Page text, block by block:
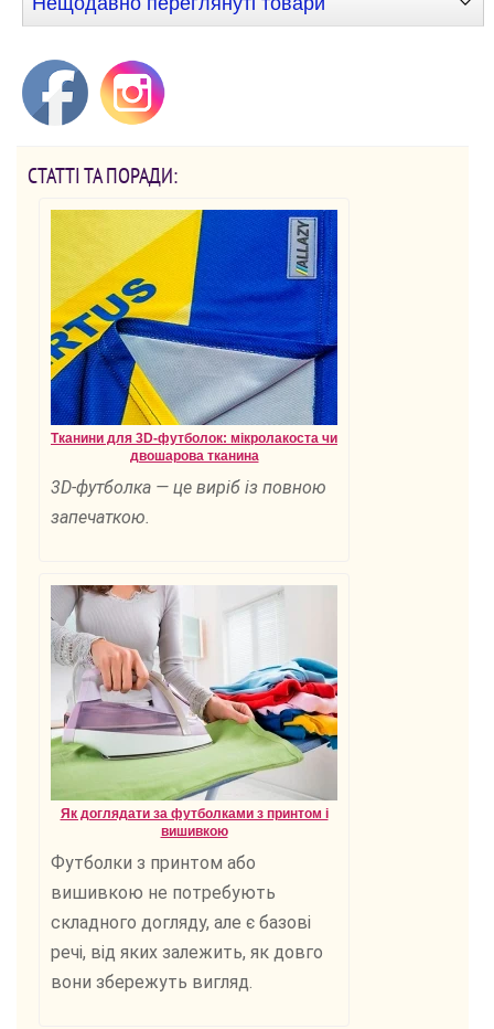
СТАТТІ ТА ПОРАДИ:
Тканини для 3D-футболок: мікролакоста чи
двошарова тканина
3D-футболка — це виріб із повною
запечаткою.
Як доглядати за футболками з принтом і
вишивкою
Футболки з принтом або
вишивкою не потребують
складного догляду, але є базові
речі, від яких залежить, як довго
вони збережуть вигляд.